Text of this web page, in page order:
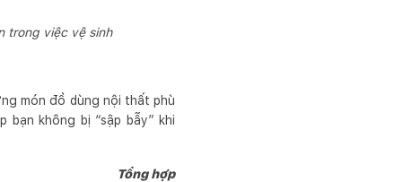
trong việc vệ sinh
món đồ dùng nội thất phù
không bị “sập bẫy” khi
Tổng hợp